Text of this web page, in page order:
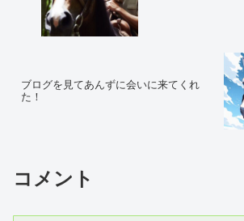
ブログを見てあんずに会いに来てくれ
た！
コメント